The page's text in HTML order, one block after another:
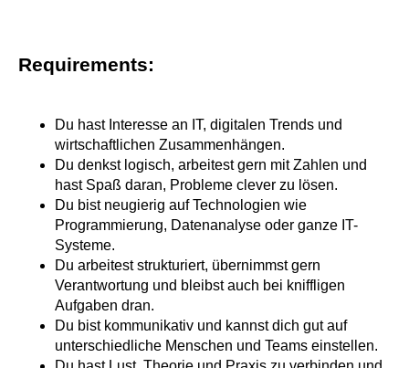
Requirements:
Du hast Interesse an IT, digitalen Trends und
wirtschaftlichen Zusammenhängen.
Du denkst logisch, arbeitest gern mit Zahlen und
hast Spaß daran, Probleme clever zu lösen.
Du bist neugierig auf Technologien wie
Programmierung, Datenanalyse oder ganze IT-
Systeme.
Du arbeitest strukturiert, übernimmst gern
Verantwortung und bleibst auch bei kniffligen
Aufgaben dran.
Du bist kommunikativ und kannst dich gut auf
unterschiedliche Menschen und Teams einstellen.